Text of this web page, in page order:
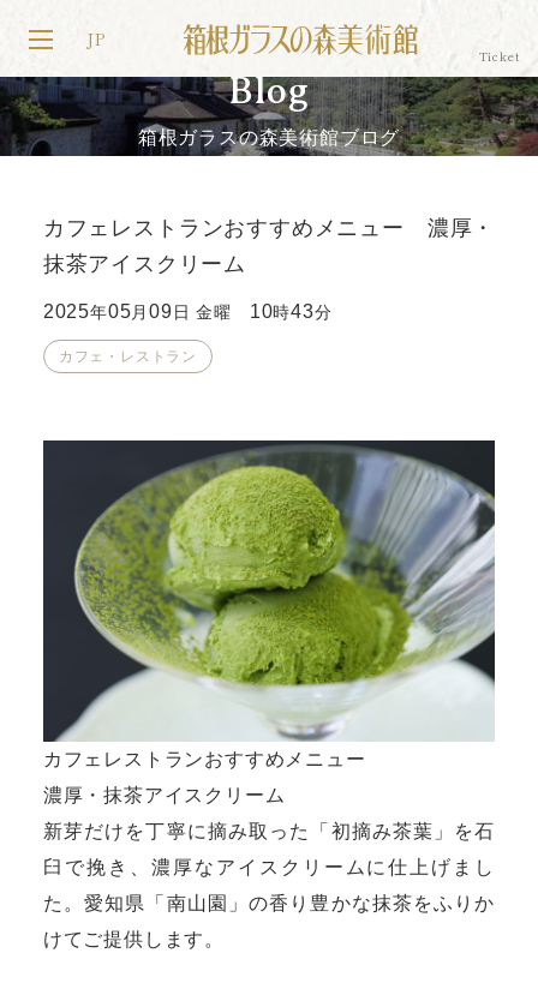
JP
Blog
箱根ガラスの森美術館ブログ
カフェレストランおすすめメニュー 濃厚・
抹茶アイスクリーム
2025年05 月09 日 金曜 10時43分
カフェ・レストラン
カフェレストランおすすめメニュー
濃厚・抹茶アイスクリーム
新芽だけを丁寧に摘み取った「初摘み茶葉」を石
臼で挽き、濃厚なアイスクリームに仕上げまし
た。愛知県「南山園」の香り豊かな抹茶をふりか
けてご提供します。